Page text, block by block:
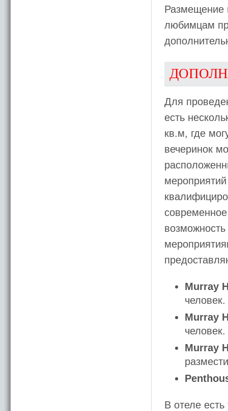
Размещение
любимцам
Для
есть
кв.м, где
вечеринок
Murray
человек.
Murray
человек.
Murray
В отеле